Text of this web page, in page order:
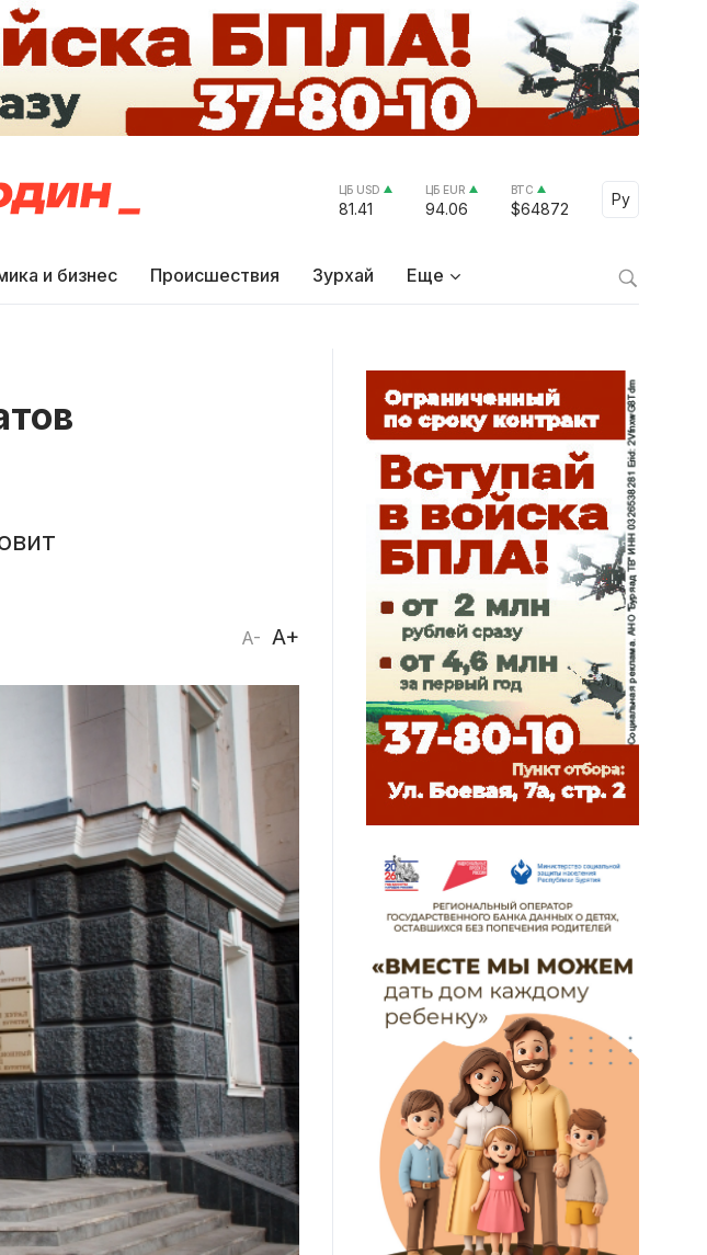
ЦБ USD
81.41
ЦБ EUR
94.06
BTC
$64872
Ру
Select
и бизнес Происшествия Зурхай Еще
A- A+